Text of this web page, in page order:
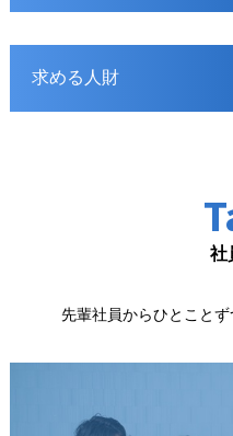
求める人財
社
先輩社員からひとことず